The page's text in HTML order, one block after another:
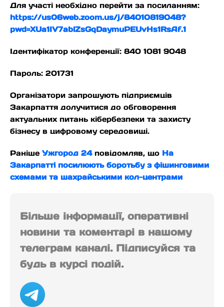
Для участі необхідно перейти за посиланням:
https://us06web.zoom.us/j/84010819048?
pwd=XUa1IV7ablZsGqDaymuPEUvHs1RsAf.1
Ідентифікатор конференції: 840 1081 9048
Пароль: 201731
Організатори запрошують підприємців
Закарпаття долучитися до обговорення
актуальних питань кібербезпеки та захисту
бізнесу в цифровому середовищі.
Раніше Ужгород 24повідомляв, що На
Закарпатті посилюють боротьбу з фішинговими
схемами та шахрайськими кол-центрами
Більше інформації, оперативні
новини та коментарі в нашому
телеграм каналі. Підписуйся та
будь в курсі подій.